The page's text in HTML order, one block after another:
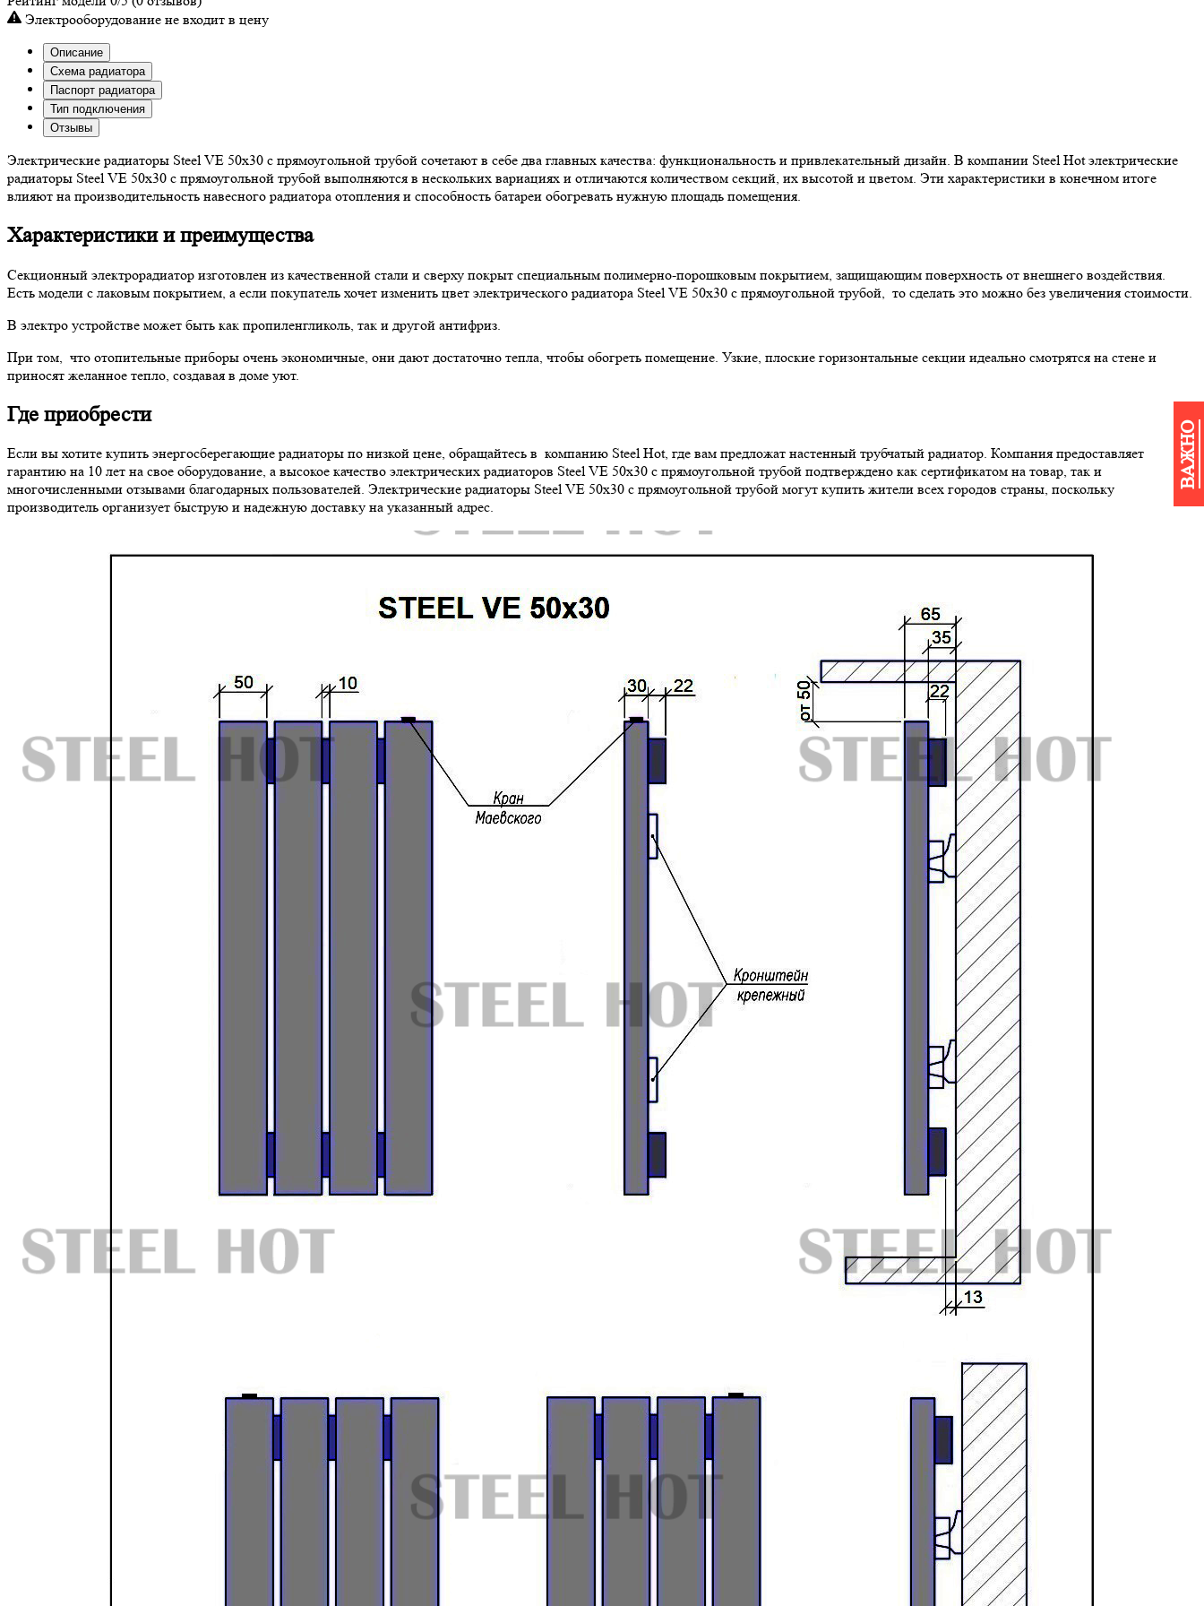
ВАЖНО
Электрооборудование не входит в цену
Описание
Схема радиатора
Паспорт радиатора
Тип подключения
Отзывы
Электрические радиаторы Steel VE 50х30 с прямоугольной трубой сочетают в себе два главных качества: функциональность и привлекательный дизайн. В компании Steel Hot электрические
радиаторы Steel VE 50х30 с прямоугольной трубой выполняются в нескольких вариациях и отличаются количеством секций, их высотой и цветом. Эти характеристики в конечном итоге
влияют на производительность навесного радиатора отопления и способность батареи обогревать нужную площадь помещения.
Характеристики и преимущества
Секционный электрорадиатор изготовлен из качественной стали и сверху покрыт специальным полимерно-порошковым покрытием, защищающим поверхность от внешнего воздействия.
Есть модели с лаковым покрытием, а если покупатель хочет изменить цвет электрического радиатора Steel VE 50х30 с прямоугольной трубой, то сделать это можно без увеличения стоимости.
В электро устройстве может быть как пропиленгликоль, так и другой антифриз.
При том, что отопительные приборы очень экономичные, они дают достаточно тепла, чтобы обогреть помещение. Узкие, плоские горизонтальные секции идеально смотрятся на стене и
приносят желанное тепло, создавая в доме уют.
Где приобрести
Если вы хотите купить энергосберегающие радиаторы по низкой цене, обращайтесь в компанию Steel Hot, где вам предложат настенный трубчатый радиатор. Компания предоставляет
гарантию на 10 лет на свое оборудование, а высокое качество электрических радиаторов Steel VE 50х30 с прямоугольной трубой подтверждено как сертификатом на товар, так и
многочисленными отзывами благодарных пользователей. Электрические радиаторы Steel VE 50х30 с прямоугольной трубой могут купить жители всех городов страны, поскольку
производитель организует быструю и надежную доставку на указанный адрес.